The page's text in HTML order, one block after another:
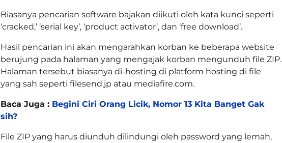
Biasanya pencarian software bajakan diikuti oleh kata kunci seperti
‘cracked,’ ‘serial key’, ‘product activator’, dan ‘free download’.
Hasil pencarian ini akan mengarahkan korban ke beberapa website
berujung pada halaman yang mengajak korban mengunduh file ZIP.
Halaman tersebut biasanya di-hosting di platform hosting di file
yang sah seperti filesend.jp atau mediafire.com.
Baca Juga : Begini Ciri Orang Licik, Nomor 13 Kita Banget Gak
sih?
File ZIP yang harus diunduh dilindungi oleh password yang lemah,